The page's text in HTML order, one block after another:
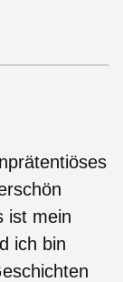
ist mein
ich bin